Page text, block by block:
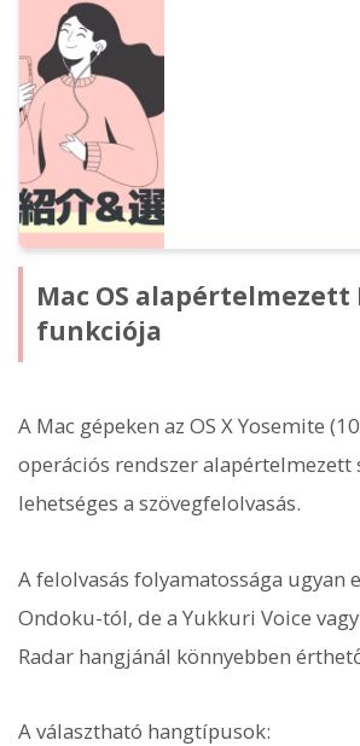
Mac OS alapértelmezett
funkciója
A Mac gépeken az OS X Yosemite
operációs rendszer alapértelmezett
lehetséges a szövegfelolvasás.
A felolvasás folyamatossága ugyan
Ondoku-tól, de a Yukkuri Voice
Radar hangjánál könnyebben
A választható hangtípusok: